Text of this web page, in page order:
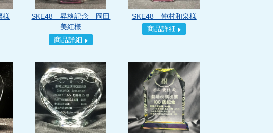
様
SKE48 昇格記念 岡田
美紅様
商品詳細
SKE48 仲村和泉様
商品詳細